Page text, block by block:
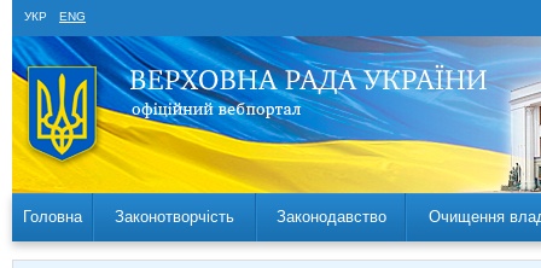
УКР ENG
Головна Законотворчість Законодавство Очищення